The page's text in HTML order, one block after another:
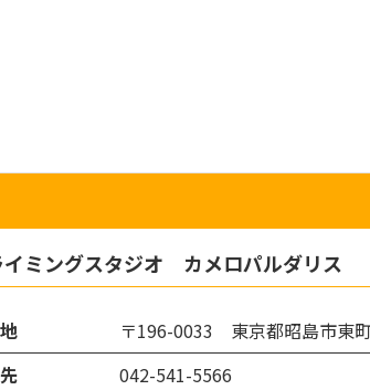
イミングスタジオ カメロパルダリス
〒196-0033 東京都昭島市東
042-541-5566